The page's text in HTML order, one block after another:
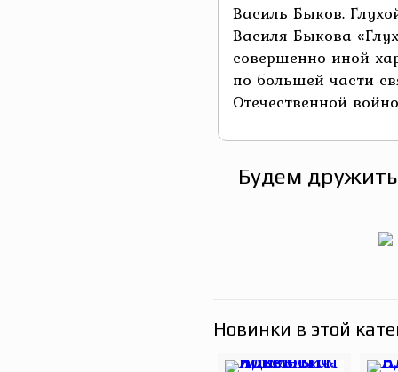
Василь Быков.
Василя Быкова
совершенно иной
по большей части
Отечественной
Будем
Новинки в этой